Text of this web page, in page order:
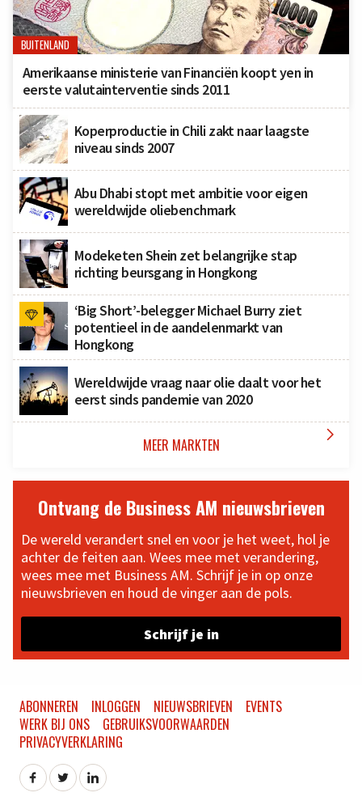
BUITENLAND
Amerikaanse ministerie van Financiën koopt yen in
eerste valutainterventie sinds 2011
Koperproductie in Chili zakt naar laagste
niveau sinds 2007
Abu Dhabi stopt met ambitie voor eigen
wereldwijde oliebenchmark
Modeketen Shein zet belangrijke stap
richting beursgang in Hongkong
‘Big Short’-belegger Michael Burry ziet
potentieel in de aandelenmarkt van
Hongkong
Wereldwijde vraag naar olie daalt voor het
eerst sinds pandemie van 2020
MEER MARKTEN 
Ontvang de Business AM nieuwsbrieven
De wereld verandert snel en voor je het weet, hol je
achter de feiten aan. Wees mee met verandering,
wees mee met Business AM. Schrijf je in op onze
nieuwsbrieven en houd de vinger aan de pols.
Schrijf je in
ABONNEREN INLOGGEN NIEUWSBRIEVEN
EVENTS
WERK BIJ ONS
GEBRUIKSVOORWAARDEN
PRIVACYVERKLARING